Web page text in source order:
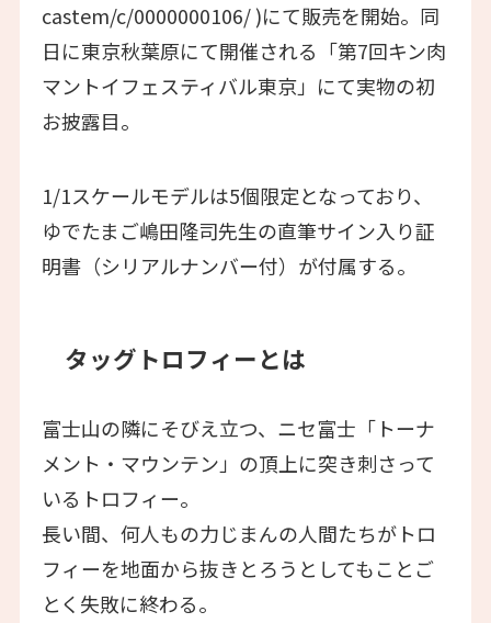
castem/c/0000000106/ )にて販売を開始。同
日に東京秋葉原にて開催される「第7回キン肉
マントイフェスティバル東京」にて実物の初
お披露目。
1/1スケールモデルは5個限定となっており、
ゆでたまご嶋田隆司先生の直筆サイン入り証
明書（シリアルナンバー付）が付属する。
タッグトロフィーとは
富士山の隣にそびえ立つ、ニセ富士「トーナ
メント・マウンテン」の頂上に突き刺さって
いるトロフィー。
長い間、何人もの力じまんの人間たちがトロ
フィーを地面から抜きとろうとしてもことご
とく失敗に終わる。